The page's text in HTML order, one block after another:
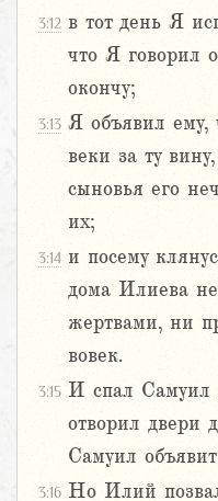
3:12 в тот день Я
что Я говорил
окончу;
3:13 Я объявил ему,
веки за ту
сыновья его
их;
3:14 и посему
дома Илиева
жертвами, ни
вовек.
3:15 И спал Самуил
отворил двери
Самуил
3:16 Но Илий